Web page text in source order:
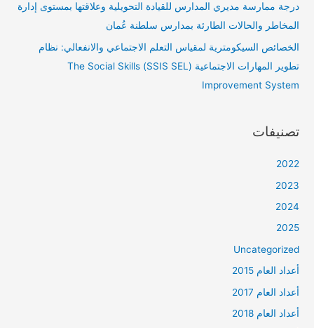
درجة ممارسة مديري المدارس للقيادة التحويلية وعلاقتها بمستوى إدارة
المخاطر والحالات الطارئة بمدارس سلطنة عُمان
الخصائص السيكومترية لمقياس التعلم الاجتماعي والانفعالي: نظام
تطوير المهارات الاجتماعية (SSIS SEL) The Social Skills
Improvement System
تصنيفات
2022
2023
2024
2025
Uncategorized
أعداد العام 2015
أعداد العام 2017
أعداد العام 2018